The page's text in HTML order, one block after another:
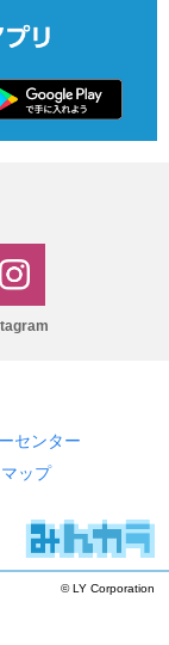
センター
ップ
© LY Corporation